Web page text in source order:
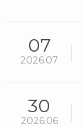
07
2026.07
30
2026.06